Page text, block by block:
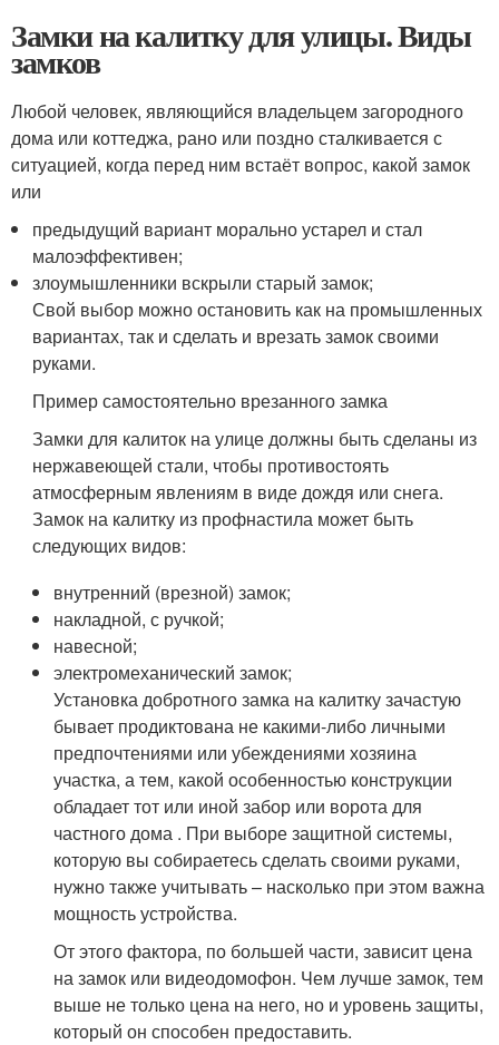
Замки на калитку для улицы. Виды
замков
Любой человек, являющийся владельцем загородного
дома или коттеджа, рано или поздно сталкивается с
ситуацией, когда перед ним встаёт вопрос, какой замок
или
предыдущий вариант морально устарел и стал
малоэффективен;
злоумышленники вскрыли старый замок;
Свой выбор можно остановить как на промышленных
вариантах, так и сделать и врезать замок своими
руками.
Пример самостоятельно врезанного замка
Замки для калиток на улице должны быть сделаны из
нержавеющей стали, чтобы противостоять
атмосферным явлениям в виде дождя или снега.
Замок на калитку из профнастила может быть
следующих видов:
внутренний (врезной) замок;
накладной, с ручкой;
навесной;
электромеханический замок;
Установка добротного замка на калитку зачастую
бывает продиктована не какими-либо личными
предпочтениями или убеждениями хозяина
участка, а тем, какой особенностью конструкции
обладает тот или иной забор или ворота для
частного дома . При выборе защитной системы,
которую вы собираетесь сделать своими руками,
нужно также учитывать – насколько при этом важна
мощность устройства.
От этого фактора, по большей части, зависит цена
на замок или видеодомофон. Чем лучше замок, тем
выше не только цена на него, но и уровень защиты,
который он способен предоставить.